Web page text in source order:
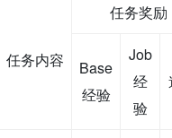
任务内容
任务奖励
Base
经验
Job
经
验